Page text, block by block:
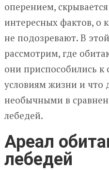
оперением,
интересных фактов, о
не подозревают. В
рассмотрим, где
они приспособились к
условиям жизни и что
необычными в
лебедей.
Ареал
лебедей